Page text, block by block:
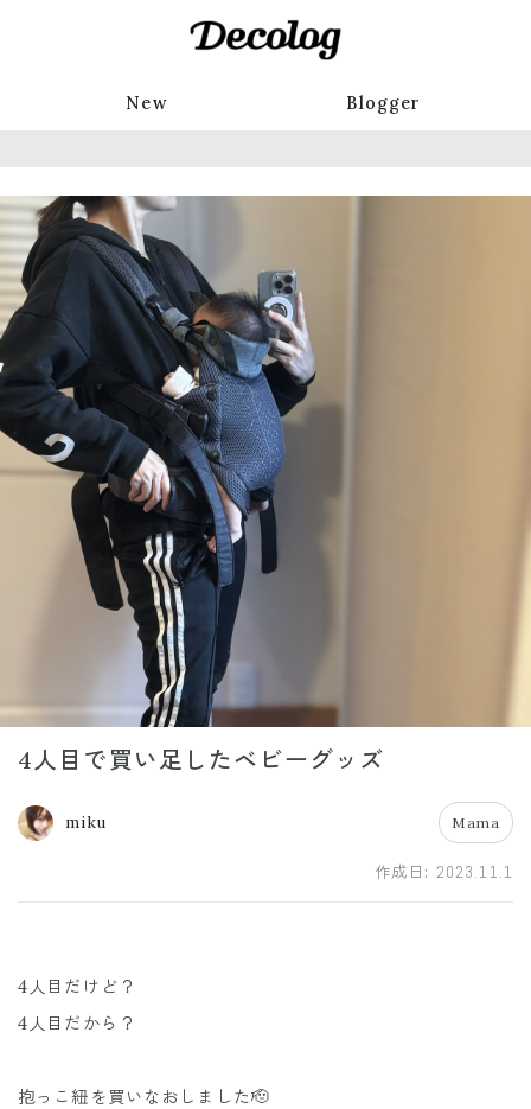
New Blogger
4人目で買い足したベビーグッズ
miku Mama
作成日: 2023.11.1
4人目だけど？
4人目だから？
抱っこ紐を買いなおしました🫡